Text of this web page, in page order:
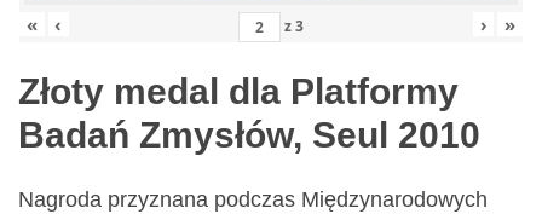
« ‹ z3 › »
Złoty medal dla Platformy
Badań Zmysłów, Seul 2010
Nagroda przyznana podczas Międzynarodowych